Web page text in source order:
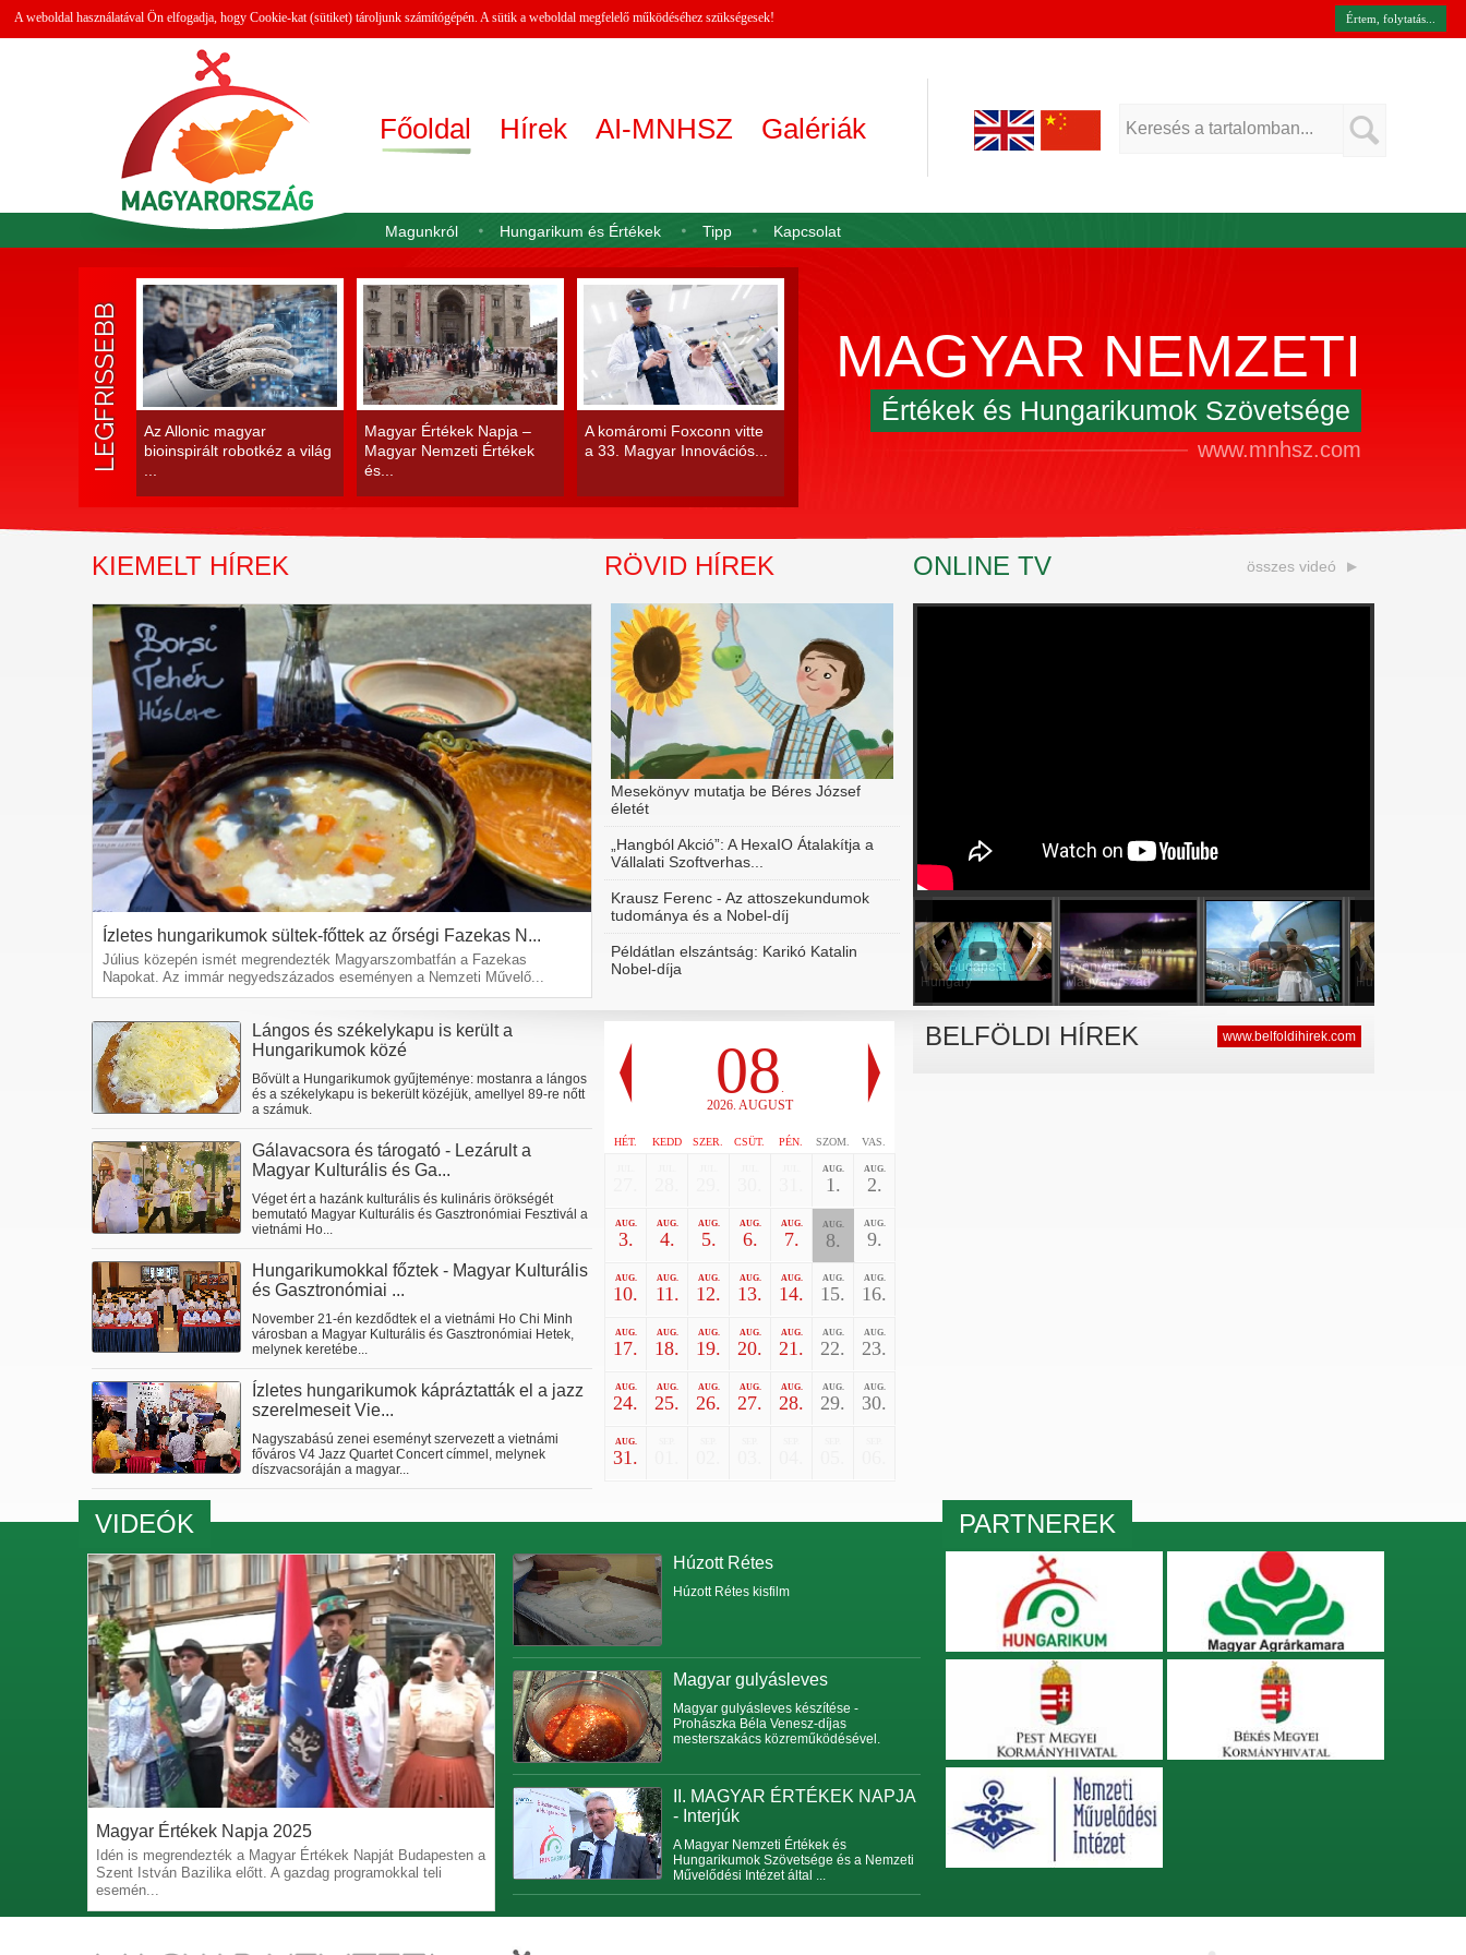
A weboldal használatával Ön elfogadja, hogy Cookie-kat (sütiket) tároljunk számítógépén. A sütik a weboldal megfelelő működéséhez szükségesek! Értem, folytatás...
Főoldal Hírek AI-MNHSZ Galériák
Magunkról Hungarikum és Értékek Tipp Kapcsolat
LEGFRISSEBB
Az Allonic magyar
bioinspirált robotkéz a világ
Magyar Értékek Napja –
Magyar Nemzeti Értékek
és...
A komáromi Foxconn vitte
a 33. Magyar Innovációs...
MAGYAR NEMZETI
Értékek és Hungarikumok Szövetsége
www.mnhsz.com
KIEMELT HÍREK
Ízletes hungarikumok sültek-főttek az őrségi Fazekas N...
Július közepén ismét megrendezték Magyarszombatfán a Fazekas
Napokat. Az immár negyedszázados eseményen a Nemzeti Művelő...
RÖVID HÍREK
Mesekönyv mutatja be Béres József
életét
„Hangból Akció”: A HexaIO Átalakítja a
Vállalati Szoftverhas...
Krausz Ferenc - Az attoszekundumok
tudománya és a Nobel‑díj
Példátlan elszántság: Karikó Katalin
Nobel-díja
ONLINE TV összes videó
Visit Budapest
Hungary
Gyönyörűszép
Magyarország
Spa Hungary
Visit Budapest
Hungary
Lángos és székelykapu is került a
Hungarikumok közé
Bővült a Hungarikumok gyűjteménye: mostanra a lángos
és a székelykapu is bekerült közéjük, amellyel 89-re nőtt
a számuk.
Gálavacsora és tárogató - Lezárult a
Magyar Kulturális és Ga...
Véget ért a hazánk kulturális és kulináris örökségét
bemutató Magyar Kulturális és Gasztronómiai Fesztivál a
vietnámi Ho...
Hungarikumokkal főztek - Magyar Kulturális
és Gasztronómiai ...
November 21-én kezdődtek el a vietnámi Ho Chi Minh
városban a Magyar Kulturális és Gasztronómiai Hetek,
melynek keretébe...
Ízletes hungarikumok kápráztatták el a jazz
szerelmeseit Vie...
Nagyszabású zenei eseményt szervezett a vietnámi
főváros V4 Jazz Quartet Concert címmel, melynek
díszvacsoráján a magyar...
08 .
2026. AUGUST
HÉT. KEDD SZER. CSÜT. PÉN. SZOM. VAS.
AUG.
1.
AUG.
2.
AUG.
3.
AUG.
4.
AUG.
5.
AUG.
6.
AUG.
7.
AUG.
8.
AUG.
9.
AUG.
10.
AUG.
11.
AUG.
12.
AUG.
13.
AUG.
14.
AUG.
15.
AUG.
16.
AUG.
17.
AUG.
18.
AUG.
19.
AUG.
20.
AUG.
21.
AUG.
22.
AUG.
23.
AUG.
24.
AUG.
25.
AUG.
26.
AUG.
27.
AUG.
28.
AUG.
29.
AUG.
30.
AUG.
31.
BELFÖLDI HÍREK www.belfoldihirek.com
VIDEÓK
Magyar Értékek Napja 2025
Idén is megrendezték a Magyar Értékek Napját Budapesten a
Szent István Bazilika előtt. A gazdag programokkal teli
esemén...
Húzott Rétes
Húzott Rétes kisfilm
Magyar gulyásleves
Magyar gulyásleves készítése -
Prohászka Béla Venesz-díjas
mesterszakács közreműködésével.
II. MAGYAR ÉRTÉKEK NAPJA
- Interjúk
A Magyar Nemzeti Értékek és
Hungarikumok Szövetsége és a Nemzeti
Művelődési Intézet által ...
PARTNEREK